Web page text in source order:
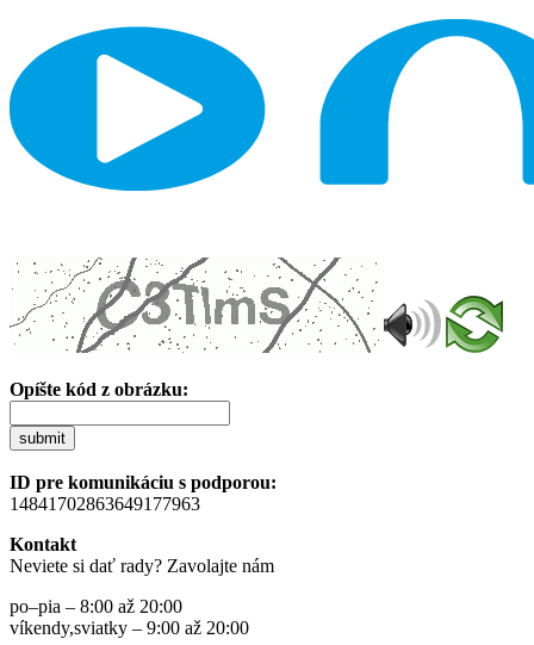
Opíšte kód z obrázku:
submit
ID pre komunikáciu s podporou:
14841702863649177963
Kontakt
Neviete si dať rady? Zavolajte nám
po–pia – 8:00 až 20:00
víkendy,sviatky – 9:00 až 20:00